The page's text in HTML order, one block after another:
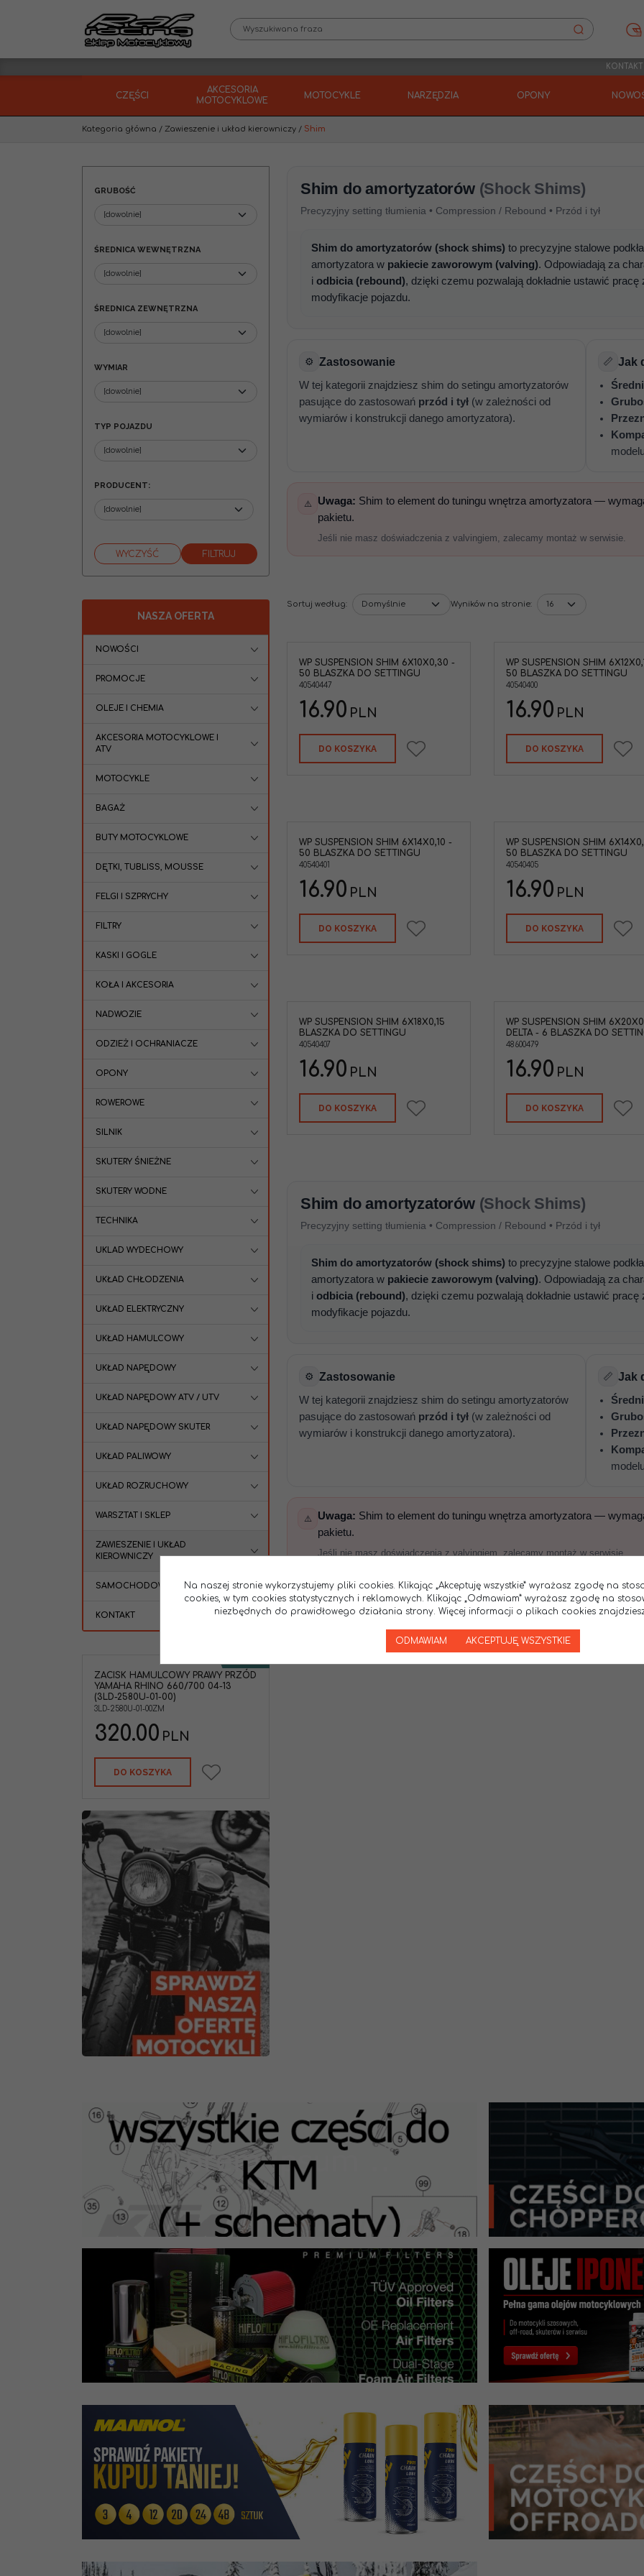
KONTAKT
CZĘŚCI
AKCESORIA
MOTOCYKLOWE
MOTOCYKLE NARZĘDZIA OPONY
Kategoria główna / Zawieszenie i układ kierowniczy / Shim
Shim do amortyzatorów (Shock Shims)
Precyzyjny setting tłumienia • Compression / Rebound • Przód i tył
Shim do amortyzatorów (shock shims) to precyzyjne stalowe
amortyzatora w pakiecie zaworowym (valving). Odpowiadają za
i odbicia (rebound), dzięki czemu pozwalają dokładnie ustawić
modyfikacje pojazdu.
⚙️ Zastosowanie
W tej kategorii znajdziesz shim do setingu amortyzatorów
pasujące do zastosowań przód i tył (w zależności od
wymiarów i konstrukcji danego amortyzatora).
📏 Jak
⚠️ Uwaga: Shim to element do tuningu wnętrza amortyzatora —
pakietu.
Jeśli nie masz doświadczenia z valvingiem, zalecamy montaż w serwisie.
Sortuj według: Wyników na stronie:
WP SUSPENSION SHIM 6X10X0,30 -
50 BLASZKA DO SETTINGU
40540447
16.90 PLN
DO KOSZYKA
WP SUSPENSION SHIM
50 BLASZKA DO SETTINGU
40540400
16.90 PLN
DO KOSZYKA
WP SUSPENSION SHIM 6X14X0,10 -
50 BLASZKA DO SETTINGU
40540401
16.90 PLN
DO KOSZYKA
WP SUSPENSION SHIM
50 BLASZKA DO SETTINGU
40540405
16.90 PLN
DO KOSZYKA
WP SUSPENSION SHIM 6X18X0,15
BLASZKA DO SETTINGU
40540407
16.90 PLN
DO KOSZYKA
WP SUSPENSION SHIM
DELTA - 6 BLASZKA DO
48600479
16.90 PLN
DO KOSZYKA
Shim do amortyzatorów (Shock Shims)
Precyzyjny setting tłumienia • Compression / Rebound • Przód i tył
Shim do amortyzatorów (shock shims) to precyzyjne stalowe
amortyzatora w pakiecie zaworowym (valving). Odpowiadają za
i odbicia (rebound), dzięki czemu pozwalają dokładnie ustawić
modyfikacje pojazdu.
⚙️ Zastosowanie
W tej kategorii znajdziesz shim do setingu amortyzatorów
pasujące do zastosowań przód i tył (w zależności od
wymiarów i konstrukcji danego amortyzatora).
📏 Jak
⚠️ Uwaga: Shim to element do tuningu wnętrza amortyzatora —
pakietu.
Jeśli nie masz doświadczenia z valvingiem, zalecamy montaż w serwisie.
GRUBOŚĆ
ŚREDNICA WEWNĘTRZNA
ŚREDNICA ZEWNĘTRZNA
WYMIAR
TYP POJAZDU
PRODUCENT:
NASZA OFERTA
NOWOŚCI
PROMOCJE
OLEJE I CHEMIA
AKCESORIA MOTOCYKLOWE I
ATV
MOTOCYKLE
BAGAŻ
BUTY MOTOCYKLOWE
DĘTKI, TUBLISS, MOUSSE
FELGI I SZPRYCHY
FILTRY
KASKI I GOGLE
KOŁA I AKCESORIA
NADWOZIE
ODZIEŻ I OCHRANIACZE
OPONY
ROWEROWE
SILNIK
SKUTERY ŚNIEŻNE
SKUTERY WODNE
TECHNIKA
UKLAD WYDECHOWY
UKŁAD CHŁODZENIA
UKŁAD ELEKTRYCZNY
UKŁAD HAMULCOWY
UKŁAD NAPĘDOWY
UKŁAD NAPĘDOWY ATV / UTV
UKŁAD NAPĘDOWY SKUTER
UKŁAD PALIWOWY
UKŁAD ROZRUCHOWY
WARSZTAT I SKLEP
ZAWIESZENIE I UKŁAD
KIEROWNICZY
SAMOCHODOWE
KONTAKT
ZACISK HAMULCOWY PRAWY PRZÓD
YAMAHA RHINO 660/700 04-13
(3LD-2580U-01-00)
3LD-2580U-01-00ZM
320.00 PLN
DO KOSZYKA
Na naszej stronie wykorzystujemy pliki cookies. Klikając „Akceptuję wszystkie” wyrażasz zgodę na
cookies, w tym cookies statystycznych i reklamowych. Klikając „Odmawiam” wyrażasz zgodę na
niezbędnych do prawidłowego działania strony. Więcej informacji o plikach cookies
ODMAWIAM AKCEPTUJĘ WSZYSTKIE